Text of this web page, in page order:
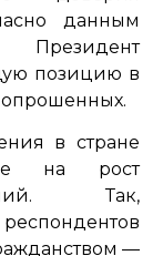
данным
Президент
позицию в
в стране
на рост
Так,
—